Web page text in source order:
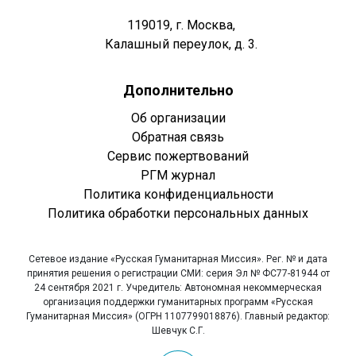
119019, г. Москва,
Калашный переулок, д. 3.
Дополнительно
Об организации
Обратная связь
Сервис пожертвований
РГМ журнал
Политика конфиденциальности
Политика обработки персональных данных
Сетевое издание «Русская Гуманитарная Миссия». Рег. № и дата
принятия решения о регистрации СМИ: серия Эл № ФС77-81944 от
24 сентября 2021 г. Учредитель: Автономная некоммерческая
организация поддержки гуманитарных программ «Русская
Гуманитарная Миссия» (ОГРН 1107799018876). Главный редактор:
Шевчук С.Г.